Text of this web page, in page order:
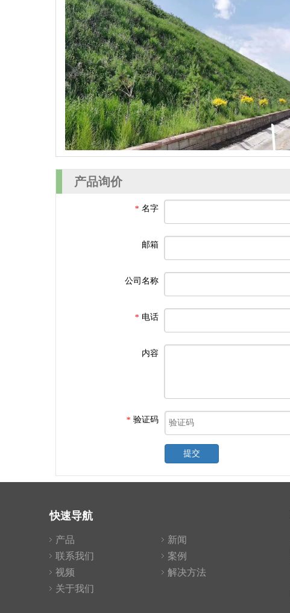
产品询价
* 名字
邮箱
公司名称
* 电话
内容
* 验证码
提交
快速导航
产品
新闻
联系我们
案例
视频
解决方法
关于我们